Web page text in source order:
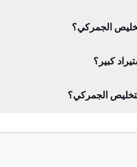
الجمركي؟
كبير؟
الجمركي؟